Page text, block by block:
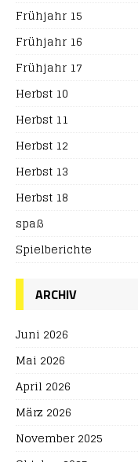
Frühjahr 15
Frühjahr 16
Frühjahr 17
Herbst 10
Herbst 11
Herbst 12
Herbst 13
Herbst 18
spaß
Spielberichte
ARCHIV
Juni 2026
Mai 2026
April 2026
März 2026
November 2025